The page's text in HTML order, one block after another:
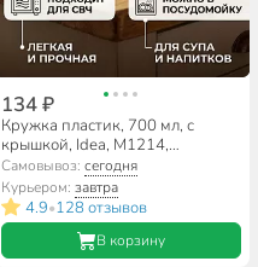
134 ₽
Кружка пластик, 700 мл, с
крышкой, Idea, М1214,
фисташковая
Самовывоз: сегодня
Курьером: завтра
4.9•128 отзывов
В корзину